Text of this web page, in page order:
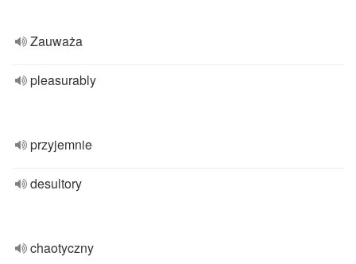
Zauważa
pleasurably
przyjemnie
desultory
chaotyczny